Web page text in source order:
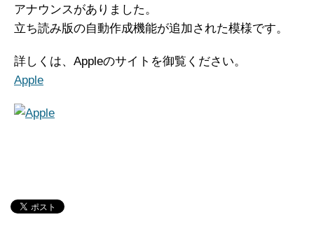
アナウンスがありました。
立ち読み版の自動作成機能が追加された模様です。
詳しくは、Appleのサイトを御覧ください。
Apple